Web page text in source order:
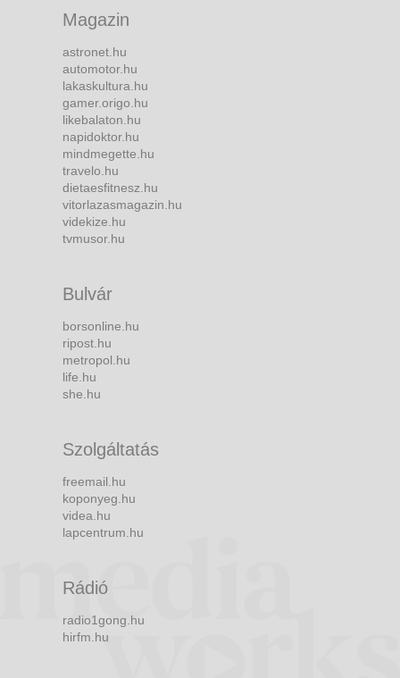
Magazin
astronet.hu
automotor.hu
lakaskultura.hu
gamer.origo.hu
likebalaton.hu
napidoktor.hu
mindmegette.hu
travelo.hu
dietaesfitnesz.hu
vitorlazasmagazin.hu
videkize.hu
tvmusor.hu
Bulvár
borsonline.hu
ripost.hu
metropol.hu
life.hu
she.hu
Szolgáltatás
freemail.hu
koponyeg.hu
videa.hu
lapcentrum.hu
Rádió
radio1gong.hu
hirfm.hu